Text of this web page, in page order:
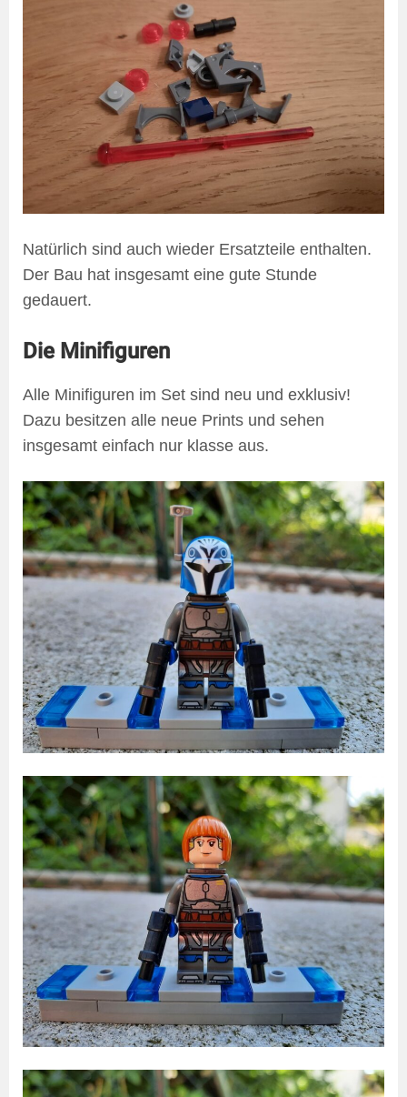
Natürlich sind auch wieder Ersatzteile enthalten.
Der Bau hat insgesamt eine gute Stunde
gedauert.
Die Minifiguren
Alle Minifiguren im Set sind neu und exklusiv!
Dazu besitzen alle neue Prints und sehen
insgesamt einfach nur klasse aus.